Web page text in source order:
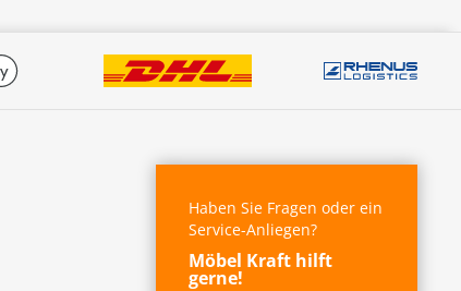
Haben Sie Fragen oder ein
Service-Anliegen?
Möbel Kraft hilft
gerne!